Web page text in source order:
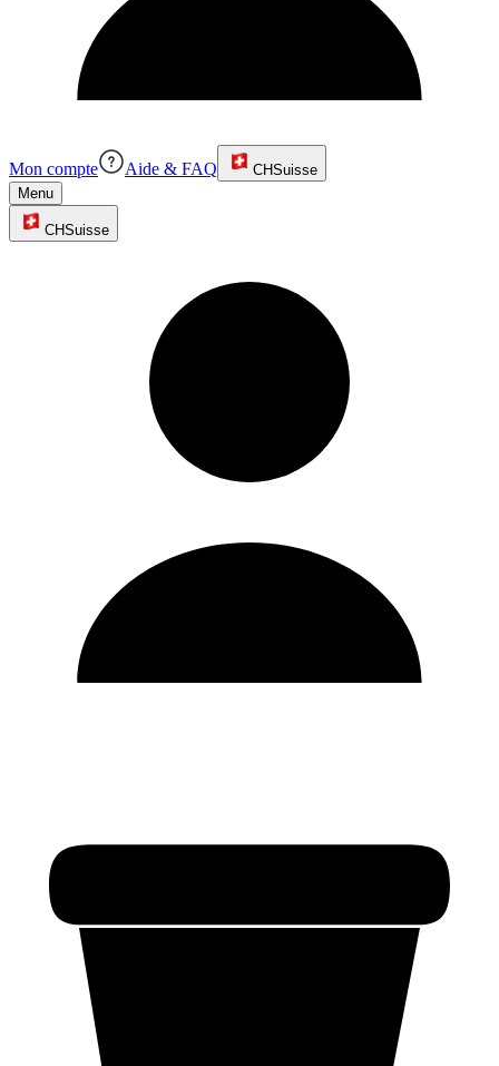
Mon compte Aide & FAQ CHSuisse
Menu
CHSuisse